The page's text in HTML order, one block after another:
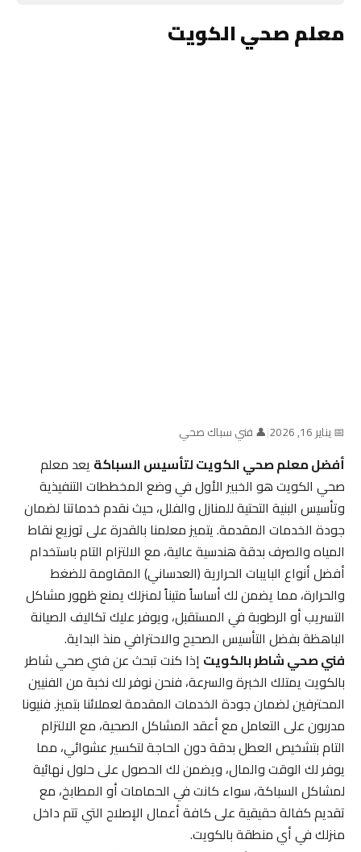
معلم صحي الكويت
📅 يناير 16, 2026 |👤 فني سباك صحي
أفضل معلم صحي الكويت لتأسيس السباكةيعد معلم
صحي الكويت هو الخبير الأول في وضع المخططات التنفيذية
وتأسيس البنية التحتية للمنازل والفلل، حيث نقدم خدماتنا لضمان
جودة الخدمات المقدمة. يتميز معلمنا بالقدرة على توزيع نقاط
المياه والصرف بدقة هندسية عالية، مع الالتزام التام باستخدام
أفضل أنواع البايبات الحرارية (العدساني) المقاومة للضغط
والحرارة، مما يضمن لك أساساً متيناً لمنزلك يمنع ظهور مشاكل
التسريب أو الرطوبة في المستقبل، ويوفر عليك تكاليف الصيانة
الباهظة بفضل التأسيس الصحيح والاحترافي منذ البداية.
فني صحي شاطر بالكويتإذا كنت تبحث عن فني صحي شاطر
بالكويت يمتلك الخبرة والسرعة، فنحن نوفر لك نخبة من الفنيين
المحترفين لضمان جودة الخدمات المقدمة لعملائنا بتميز. فنيونا
مدربون على التعامل مع أعقد المشاكل الصحية، مع الالتزام
التام بتشخيص العطل بدقة دون الحاجة لتكسير عشوائي، مما
يوفر لك الوقت والمال، ويضمن لك الحصول على حلول نهائية
لمشاكل السباكة، سواء كانت في الحمامات أو المطابخ، مع
تقديم كفالة حقيقية على كافة أعمال الإصلاح التي تتم داخل
منزلك في أي منطقة بالكويت.